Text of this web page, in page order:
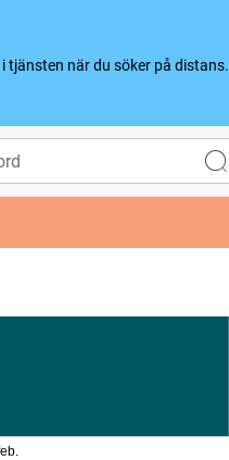
tjänsten när du söker på distans.